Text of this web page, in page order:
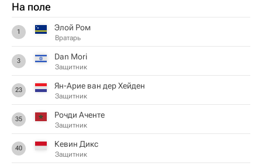
На поле
1 Элой Ром
Вратарь
3 Dan Mori
Защитник
23 Ян-Арие ван дер Хейден
Защитник
35 Рочди Аченте
Защитник
40 Кевин Дикс
Защитник